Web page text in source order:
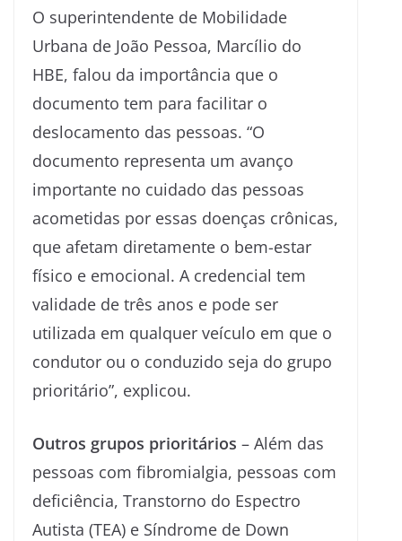
O superintendente de Mobilidade
Urbana de João Pessoa, Marcílio do
HBE, falou da importância que o
documento tem para facilitar o
deslocamento das pessoas. “O
documento representa um avanço
importante no cuidado das pessoas
acometidas por essas doenças crônicas,
que afetam diretamente o bem-estar
físico e emocional. A credencial tem
validade de três anos e pode ser
utilizada em qualquer veículo em que o
condutor ou o conduzido seja do grupo
prioritário”, explicou.
Outros grupos prioritários – Além das
pessoas com fibromialgia, pessoas com
deficiência, Transtorno do Espectro
Autista (TEA) e Síndrome de Down